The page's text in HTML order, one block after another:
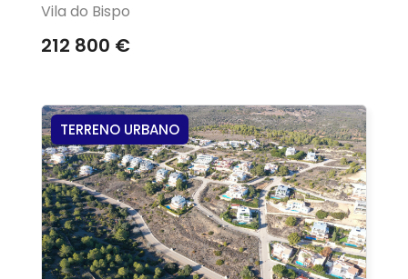
Vila do Bispo
212 800 €
TERRENO URBANO